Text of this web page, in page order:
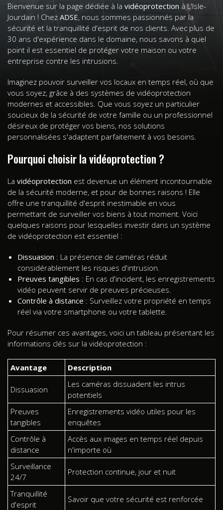
Bienvenue sur la page dédiée à la vidéoprotection à L'Isle-
Jourdain ! Chez ADSE, nous sommes passionnés par la
sécurité et la tranquillité d'esprit de nos clients. Avec plus de
30 ans d'expérience dans le domaine, nous savons à quel
point il est essentiel de protéger votre maison ou votre
entreprise contre les intrusions.
Imaginez pouvoir surveiller vos locaux en temps réel, où que
vous soyez, grâce à des systèmes de vidéoprotection
modernes et accessibles. Que vous soyez un particulier
soucieux de la sécurité de votre famille ou un professionnel
désireux de protéger vos biens, nos solutions
personnalisées s'adaptent parfaitement à vos besoins.
Pourquoi choisir la vidéoprotection ?
La vidéoprotection est devenue un élément incontournable
de la sécurité moderne, et pour de bonnes raisons ! Elle
offre une tranquillité d'esprit inestimable en vous
permettant de surveiller vos biens à tout moment. Voici
quelques raisons pour lesquelles investir dans un système
de vidéoprotection est essentiel :
Dissuasion : La présence de caméras réduit
considérablement les risques d'intrusion.
Preuves tangibles : En cas d'incident, les enregistrements
vidéo peuvent servir de preuves précieuses.
Contrôle à distance : Surveillez votre propriété en temps
réel via votre smartphone ou votre tablette.
Pour résumer ces avantages, voici un tableau présentant les
informations clés sur la vidéoprotection :
Avantage Description
Dissuasion
Les caméras dissuadent les intrus
potentiels
Preuves
tangibles
Enregistrements vidéo utiles pour les
enquêtes
Contrôle à
distance
Accès aux images en temps réel depuis
n'importe où
Surveillance
24/7
Protection continue, jour et nuit
Tranquillité
d'esprit
Savoir que votre sécurité est renforcée